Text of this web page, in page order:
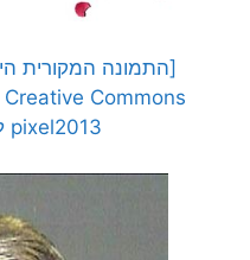
pixel2013 לאתר Pixabay]